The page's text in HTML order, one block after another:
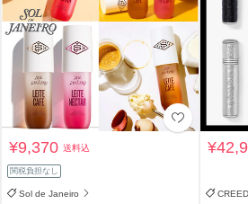
¥9,370送料込
関税負担なし
Sol de Janeiro CREED